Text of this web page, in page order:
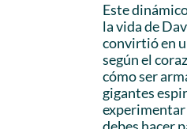
Este
la vida de
convirtió en
según el
cómo ser
gigantes
experimentar